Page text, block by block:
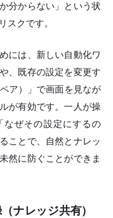
分からない」という状
スクです。
には、新しい自動化ワ
、既存の設定を変更す
ア）」で画面を見なが
が有効です。一人が操
なぜその設定にするの
ことで、自然とナレッ
然に防ぐことができま
ナレッジ共有）